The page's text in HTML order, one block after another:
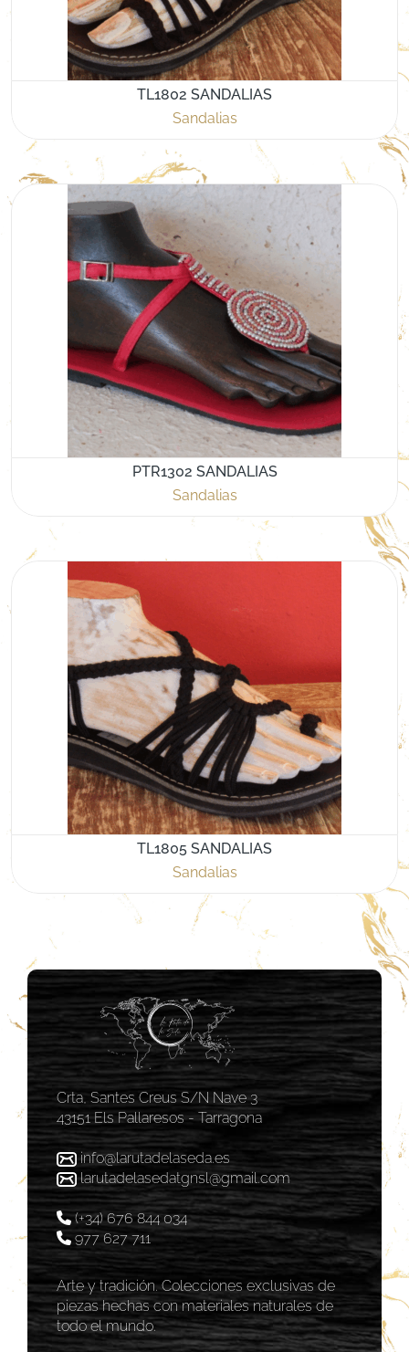
TL1802 SANDALIAS
Sandalias
PTR1302 SANDALIAS
Sandalias
TL1805 SANDALIAS
Sandalias
Crta, Santes Creus S/N Nave 3
43151 Els Pallaresos - Tarragona
info@larutadelaseda.es
larutadelasedatgnsl@gmail.com
(+34) 676 844 034
977 627 711
Arte y tradición. Colecciones exclusivas de
piezas hechas con materiales naturales de
todo el mundo.